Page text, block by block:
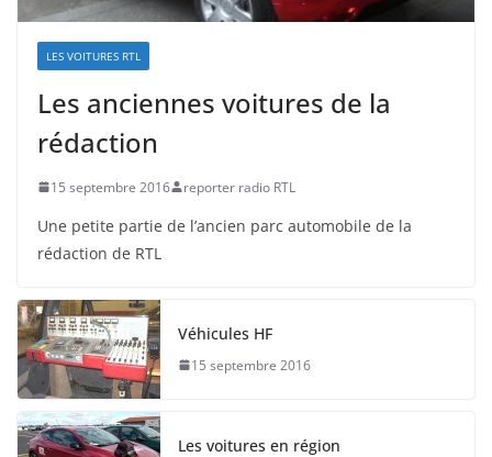
LES VOITURES RTL
Les anciennes voitures de la
rédaction
15 septembre 2016 reporter radio RTL
Une petite partie de l’ancien parc automobile de la
rédaction de RTL
Véhicules HF
15 septembre 2016
Les voitures en région